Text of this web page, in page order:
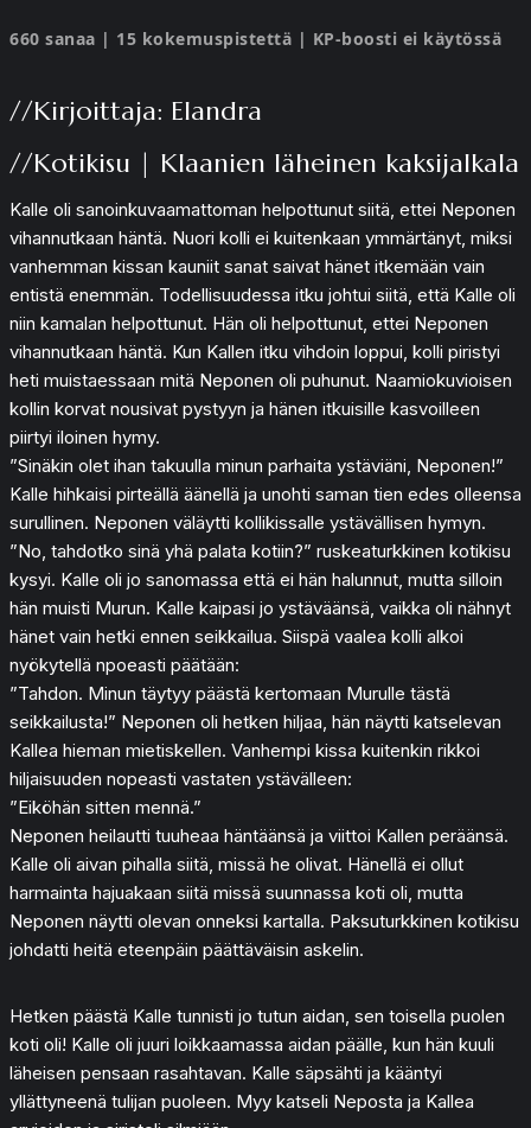
660 sanaa | 15 kokemuspistettä | KP-boosti ei käytössä
//Kirjoittaja: Elandra
//Kotikisu | Klaanien läheinen kaksijalkala
Kalle oli sanoinkuvaamattoman helpottunut siitä, ettei Neponen
vihannutkaan häntä. Nuori kolli ei kuitenkaan ymmärtänyt, miksi
vanhemman kissan kauniit sanat saivat hänet itkemään vain
entistä enemmän. Todellisuudessa itku johtui siitä, että Kalle oli
niin kamalan helpottunut. Hän oli helpottunut, ettei Neponen
vihannutkaan häntä. Kun Kallen itku vihdoin loppui, kolli piristyi
heti muistaessaan mitä Neponen oli puhunut. Naamiokuvioisen
kollin korvat nousivat pystyyn ja hänen itkuisille kasvoilleen
piirtyi iloinen hymy.
”Sinäkin olet ihan takuulla minun parhaita ystäviäni, Neponen!”
Kalle hihkaisi pirteällä äänellä ja unohti saman tien edes olleensa
surullinen. Neponen väläytti kollikissalle ystävällisen hymyn.
”No, tahdotko sinä yhä palata kotiin?” ruskeaturkkinen kotikisu
kysyi. Kalle oli jo sanomassa että ei hän halunnut, mutta silloin
hän muisti Murun. Kalle kaipasi jo ystäväänsä, vaikka oli nähnyt
hänet vain hetki ennen seikkailua. Siispä vaalea kolli alkoi
nyökytellä npoeasti päätään:
”Tahdon. Minun täytyy päästä kertomaan Murulle tästä
seikkailusta!” Neponen oli hetken hiljaa, hän näytti katselevan
Kallea hieman mietiskellen. Vanhempi kissa kuitenkin rikkoi
hiljaisuuden nopeasti vastaten ystävälleen:
”Eiköhän sitten mennä.”
Neponen heilautti tuuheaa häntäänsä ja viittoi Kallen peräänsä.
Kalle oli aivan pihalla siitä, missä he olivat. Hänellä ei ollut
harmainta hajuakaan siitä missä suunnassa koti oli, mutta
Neponen näytti olevan onneksi kartalla. Paksuturkkinen kotikisu
johdatti heitä eteenpäin päättäväisin askelin.
Hetken päästä Kalle tunnisti jo tutun aidan, sen toisella puolen
koti oli! Kalle oli juuri loikkaamassa aidan päälle, kun hän kuuli
läheisen pensaan rasahtavan. Kalle säpsähti ja kääntyi
yllättyneenä tulijan puoleen. Myy katseli Neposta ja Kallea